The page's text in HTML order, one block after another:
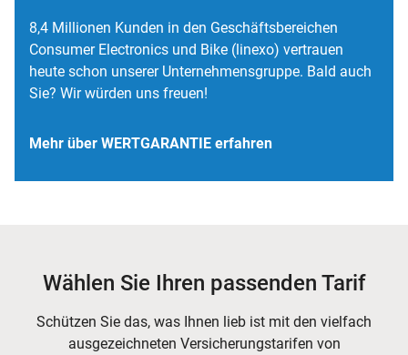
8,4 Millionen Kunden in den Geschäftsbereichen
Consumer Electronics und Bike (linexo) vertrauen
heute schon unserer Unternehmensgruppe. Bald auch
Sie? Wir würden uns freuen!
Mehr über WERTGARANTIE erfahren
Wählen Sie Ihren passenden Tarif
Schützen Sie das, was Ihnen lieb ist mit den vielfach
ausgezeichneten Versicherungstarifen von